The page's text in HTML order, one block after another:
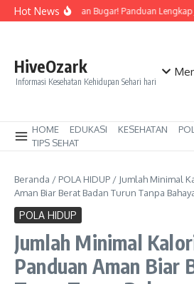
Lewati ke konten
Hot News
Tetap Segar dan Bugar! Panduan Lengkap
HiveOzark
Informasi Kesehatan Kehidupan Sehari hari
HOME EDUKASI KESEHATAN
TIPS SEHAT
Beranda / POLA HIDUP / Jumlah Minimal
Aman Biar Berat Badan Turun Tanpa
POLA HIDUP
Jumlah Minimal
Panduan Aman Biar